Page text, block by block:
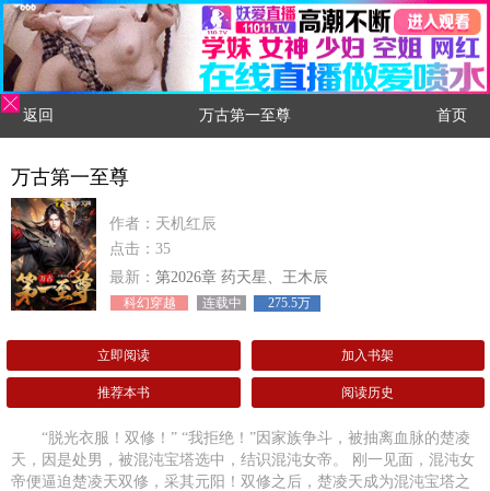
返回 万古第一至尊 首页
万古第一至尊
作者：天机红辰
点击：35
最新： 第2026章 药天星、王木辰
科幻穿越 连载中 275.5万
立即阅读 加入书架
推荐本书 阅读历史
“脱光衣服！双修！” “我拒绝！”因家族争斗，被抽离血脉的楚凌
天，因是处男，被混沌宝塔选中，结识混沌女帝。 刚一见面，混沌女
帝便逼迫楚凌天双修，采其元阳！双修之后，楚凌天成为混沌宝塔之